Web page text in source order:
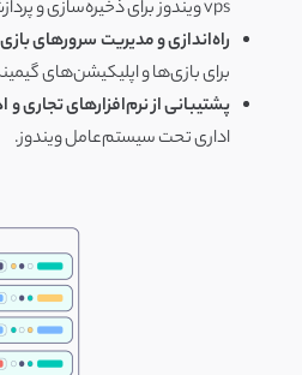
vps ویندوز برای ذخیره‌سازی و پردازش داده‌ها.
راه‌اندازی و مدیریت سرورهای
برای بازی‌ها و اپلیکیشن‌های
پشتیبانی از نرم‌افزارهای تجاری و
اداری تحت سیستم‌عامل ویندوز.